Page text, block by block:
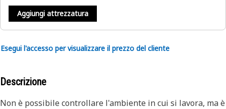
Aggiungi attrezzatura
Esegui l'accesso per visualizzare il prezzo del cliente
Descrizione
Non è possibile controllare l'ambiente in cui si lavora, ma è